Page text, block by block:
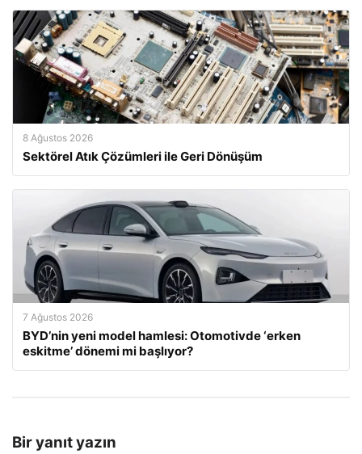
8 Ağustos 2026
Sektörel Atık Çözümleri ile Geri Dönüşüm
7 Ağustos 2026
BYD’nin yeni model hamlesi: Otomotivde ‘erken
eskitme’ dönemi mi başlıyor?
Bir yanıt yazın